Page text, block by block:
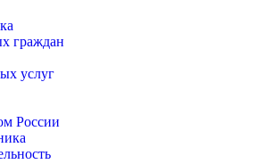
граждан
услуг
России